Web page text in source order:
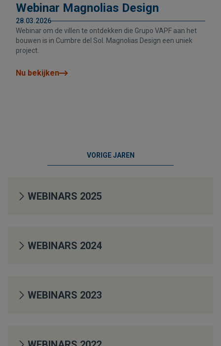
Webinar Magnolias Design
28.03.2026
Webinar om de villen te ontdekken die Grupo VAPF aan het
bouwen is in Cumbre del Sol. Magnolias Design een uniek
project.
Nu bekijken
VORIGE JAREN
WEBINARS 2025
WEBINARS 2024
WEBINARS 2023